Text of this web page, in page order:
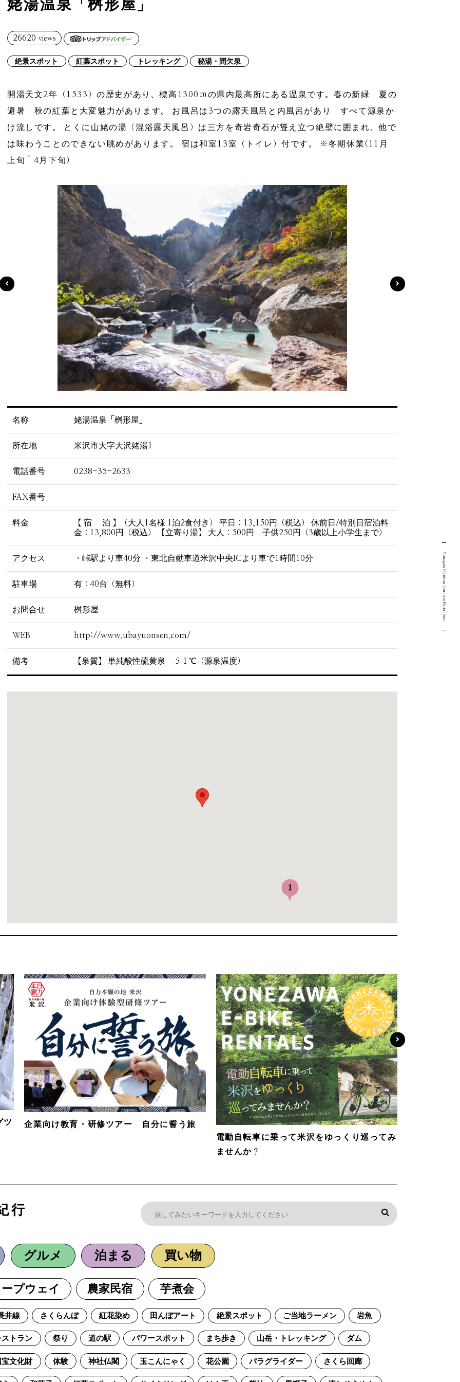
姥湯温泉「桝形屋」
26620 views
絶景スポット 紅葉スポット トレッキング 秘湯・間欠泉
開湯天文2年（1533）の歴史があり、標高1300ｍの県内最高所にある温泉です。春の新緑 夏の
避暑 秋の紅葉と大変魅力があります。 お風呂は3つの露天風呂と内風呂があり すべて源泉か
け流しです。 とくに山姥の湯（混浴露天風呂）は三方を奇岩奇石が聳え立つ絶壁に囲まれ、他で
は味わうことのできない眺めがあります。 宿は和室13室（トイレ）付です。 ※冬期休業(11月
上旬～4月下旬)
名称 姥湯温泉「桝形屋」
所在地 米沢市大字大沢姥湯1
電話番号 0238-35-2633
FAX番号
料金
【 宿 泊 】（大人1名様 1泊2食付き） 平日：13,150円（税込） 休前日/特別日宿泊料
金：13,800円（税込） 【立寄り湯】 大人：500円 子供250円（3歳以上小学生まで）
アクセス ・峠駅より車40分 ・東北自動車道米沢中央ICより車で1時間10分
駐車場 有：40台（無料）
お問合せ 桝形屋
WEB http://www.ubayuonsen.com/
備考 【泉質】 単純酸性硫黄泉 ５１℃（源泉温度）
ツ
企業向け教育・研修ツアー 自分に誓う旅
電動自転車に乗って米沢をゆっくり巡ってみ
ませんか？
行
グルメ 泊まる 買い物
プウェイ 農家民宿 芋煮会
井線 さくらんぼ 紅花染め 田んぼアート 絶景スポット ご当地ラーメン 岩魚
ストラン 祭り 道の駅 パワースポット まち歩き 山岳・トレッキング ダム
宝文化財 体験 神社仏閣 玉こんにゃく 花公園 パラグライダー さくら回廊
Yamagata Okitama Tourism Portal Site.